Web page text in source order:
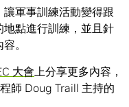
軍事訓練活動變得跟
點進行訓練，並且針
。
大會上分享更多內容，
師 Doug Traill 主持的